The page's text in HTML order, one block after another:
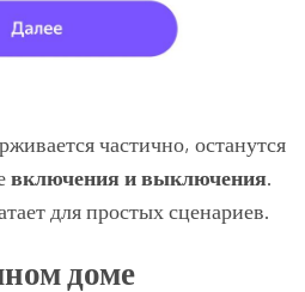
частично, останутся
включения и выключения.
для простых сценариев.
доме